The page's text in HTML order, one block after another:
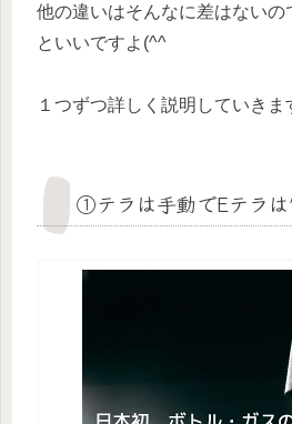
他の違いはそんなに差はないの
といいですよ(^^
１つずつ詳しく説明していきま
①テラは手動でEテラ